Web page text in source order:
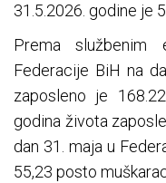
31.5.2026. godine je
Prema službenim
Federacije BiH na
zaposleno je
godina života
dan 31. maja u
55,23 posto